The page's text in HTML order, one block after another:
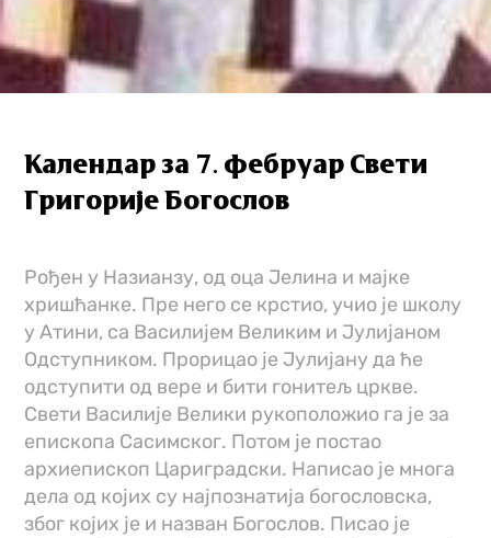
Календар за 7. фебруар Свети
Григорије Богослов
Рођен у Назианзу, од оца Јелина и мајке
хришћанке. Пре него се крстио, учио је школу
у Атини, са Василијем Великим и Јулијаном
Одступником. Прорицао је Јулијану да ће
одступити од вере и бити гонитељ цркве.
Свети Василије Велики рукоположио га је за
епископа Сасимског. Потом је постао
архиепископ Цариградски. Написао је многа
дела од којих су најпознатија богословска,
због којих је и назван Богослов. Писао је